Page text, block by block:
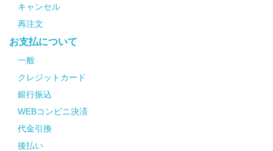
キャンセル
再注文
お支払について
一般
クレジットカード
銀行振込
WEBコンビニ決済
代金引換
後払い